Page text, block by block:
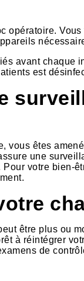
opératoire.
avant chaque
est
vous êtes
une
votre bien-
être plus ou
à réintégrer
de